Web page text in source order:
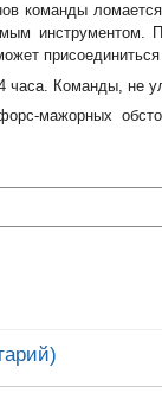
команды
часа. Команды,
мажорных